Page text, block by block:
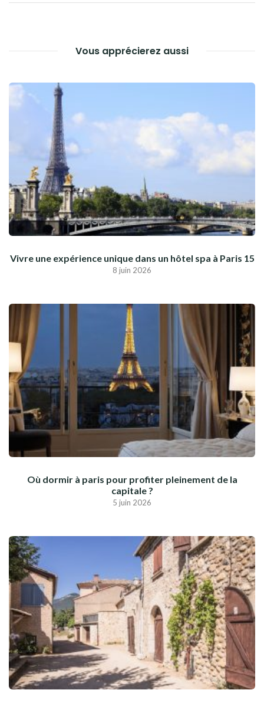
L’ARTICLE
Vous apprécierez aussi
Vivre une expérience unique dans un hôtel spa à Paris 15
8 juin 2026
Où dormir à paris pour profiter pleinement de la
capitale ?
5 juin 2026